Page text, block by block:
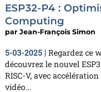
ESP32-P4 :
Computing
par Jean-François Simon
5-03-2025 | Regardez ce
découvrez le nouvel
RISC-V, avec
vidéo...